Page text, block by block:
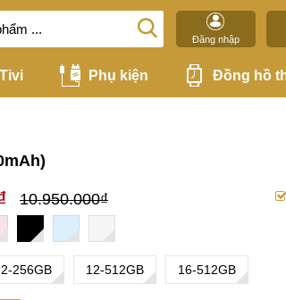
Đăng nhập
Tivi Phụ kiện Đồng hồ
10.950.000₫
256GB 12-512GB 16-512GB